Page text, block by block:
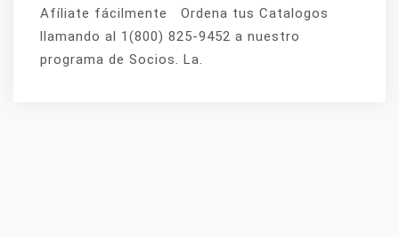
Afíliate fácilmente Ordena tus Catalogos
llamando al 1(800) 825-9452 a nuestro
programa de Socios. La.